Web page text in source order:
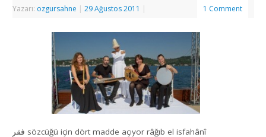
Yazarı: ozgursahne | 29 Ağustos 2011 | 1 Comment
فقر sözcüğü için dört madde açıyor râğıb el isfahânî